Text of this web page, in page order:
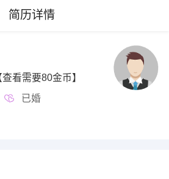
简历详情
查看需要80金币】
已婚